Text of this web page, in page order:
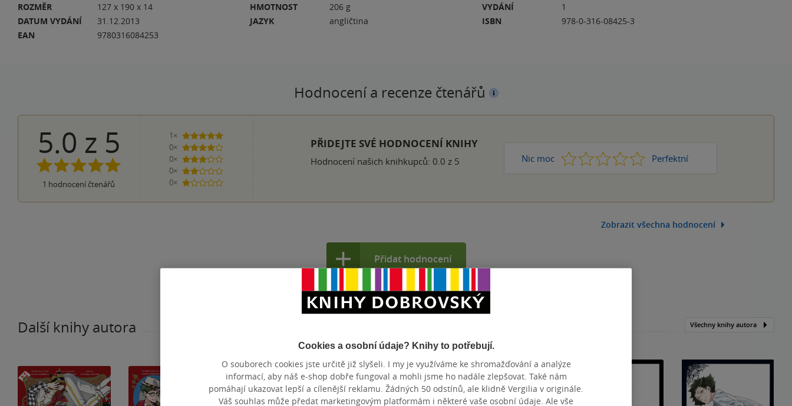
ROZMĚR
127 x 190 x 14
DATUM VYDÁNÍ
31.12.2013
EAN
9780316084253
HMOTNOST
206 g
JAZYK
angličtina
VYDÁNÍ
1
ISBN
978-0-316-08425-3
Hodnocení a recenze čtenářů
5.0 z 5
1 hodnocení čtenářů
1×
5 hvězdiček
0×
4 hvězdičky
0×
3 hvězdičky
0×
2 hvězdičky
0×
1 hvezdička
PŘIDEJTE SVÉ HODNOCENÍ KNIHY
Hodnocení našich knihkupců: 0.0 z 5 Nic moc 1 2 3 4 Perfektní
5
Zobrazit všechna hodnocení
Přidat hodnocení
Další knihy autora Všechny knihy autora
Cookies a osobní údaje? Knihy to potřebují.
O souborech cookies jste určitě již slyšeli. I my je využíváme ke shromažďování a analýze
informací, aby náš e-shop dobře fungoval a mohli jsme ho nadále zlepšovat. Také nám
pomáhají ukazovat lepší a cílenější reklamu. Žádných 50 odstínů, ale klidně Vergilia v originále.
Váš souhlas může předat marketingovým platformám i některé vaše osobní údaje. Ale vše